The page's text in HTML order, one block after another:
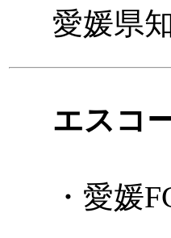
愛媛県
エスコ
・愛媛